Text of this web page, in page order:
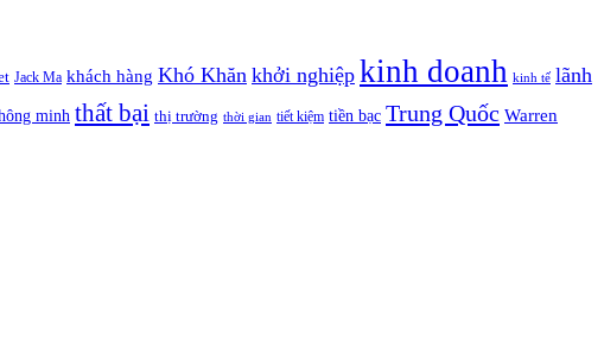
Jack Ma khách hàng Khó Khăn khởi nghiệp kinh doanh kinh tế lãnh
minh thất bại thị trường thời gian tiết kiệm tiền bạc Trung Quốc Warren